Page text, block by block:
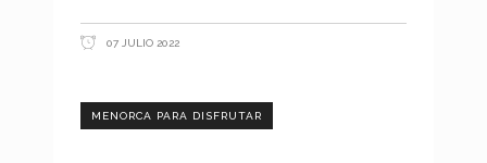
07 JULIO 2022
MENORCA PARA DISFRUTAR